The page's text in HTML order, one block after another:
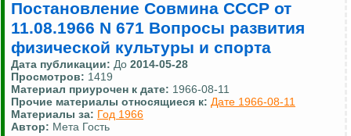
Постановление Совмина СССР от
11.08.1966 N 671 Вопросы развития
физической культуры и спорта
Дата публикации: До 2014-05-28
Просмотров: 1419
Материал приурочен к дате: 1966-08-11
Прочие материалы относящиеся к: Дате 1966-08-11
Материалы за: Год 1966
Автор: Мета Гость